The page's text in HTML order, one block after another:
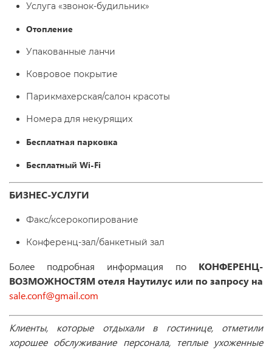
Услуга «звонок-будильник»
Отопление
Упакованные ланчи
Ковровое покрытие
Парикмахерская/салон красоты
Номера для некурящих
Бесплатная парковка
Бесплатный Wi-Fі
БИЗНЕС-УСЛУГИ
Факс/ксерокопирование
Конференц-зал/банкетный зал
Более подробная информация по КОНФЕРЕНЦ-
ВОЗМОЖНОСТЯМ отеля Наутилус или по запросу на
sale.conf@gmail.com
Клиенты, которые отдыхали в гостинице, отметили
хорошее обслуживание персонала, теплые ухоженные